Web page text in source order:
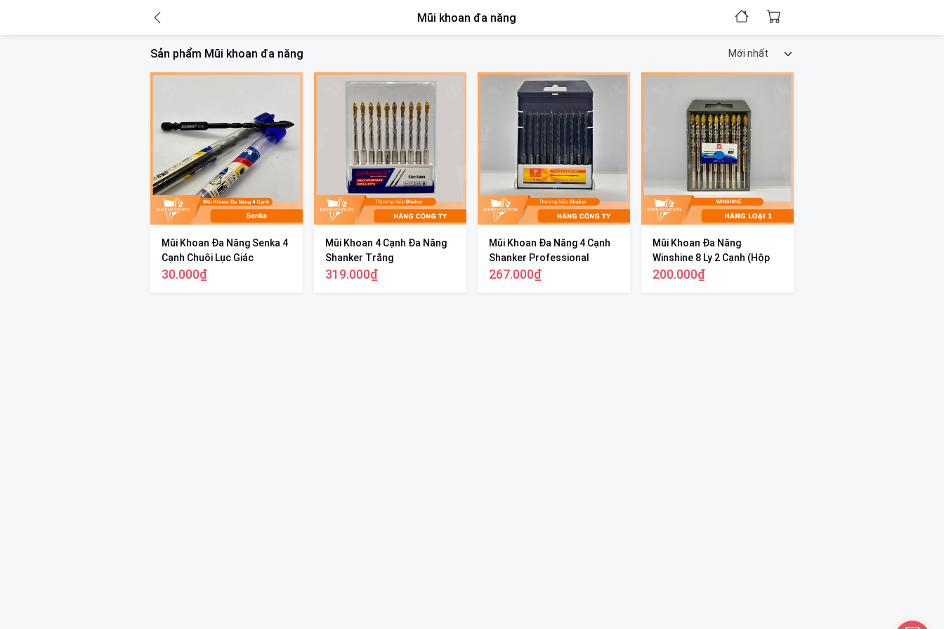
Mũi khoan đa năng
Sản phẩm Mũi khoan đa năng
Mũi Khoan Đa Năng Senka 4
Cạnh Chuôi Lục Giác
30.000₫
Mũi Khoan 4 Cạnh Đa Năng
Shanker Trắng
319.000₫
Mũi Khoan Đa Năng 4 Cạnh
Shanker Professional
267.000₫
Mũi Khoan Đa Năng
Winshine 8 Ly 2 Cạnh (Hộp
10 mũi)
200.000₫